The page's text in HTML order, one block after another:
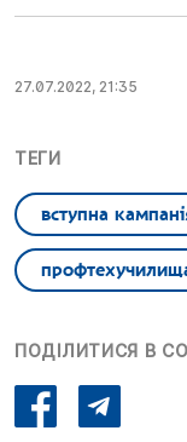
27.07.2022, 21:35
ТЕГИ
вступна
ПОДІЛИТИСЯ В